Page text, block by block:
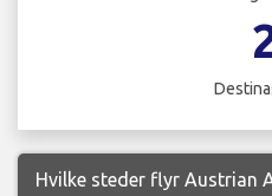
Hvilke steder flyr Austrian